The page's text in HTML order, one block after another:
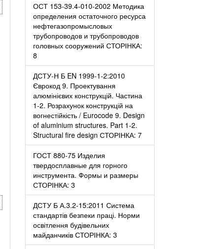
ОСТ 153-39.4-010-2002 Методика
определения остаточного ресурса
нефтегазопромысловых
трубопроводов и трубопроводов
головных сооружений СТОРІНКА:
8
ДСТУ-Н Б EN 1999-1-2:2010
Єврокод 9. Проектування
алюмінієвих конструкцій. Частина
1-2. Розрахунок конструкцій на
вогнестійкість / Eurocode 9. Design
of aluminium structures. Part 1-2.
Structural fire design СТОРІНКА: 7
ГОСТ 880-75 Изделия
твердосплавные для горного
инструмента. Формы и размеры
СТОРІНКА: 3
ДСТУ Б А.3.2-15:2011 Система
стандартів безпеки праці. Норми
освітлення будівельних
майданчиків СТОРІНКА: 3